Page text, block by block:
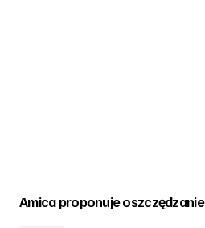
Amica proponuje oszczędzanie